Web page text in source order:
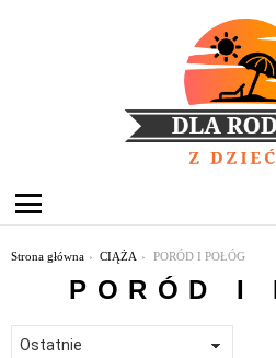
Menu
Jesteś tutaj:
Strona główna CIĄŻA PORÓD I POŁÓG
PORÓD I